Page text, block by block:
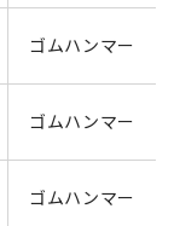
ゴムハンマー
ゴムハンマー
ゴムハンマー